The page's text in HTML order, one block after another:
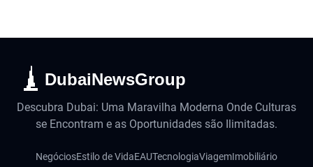
DubaiNewsGroup
Descubra Dubai: Uma Maravilha Moderna Onde Culturas
se Encontram e as Oportunidades são Ilimitadas.
NegóciosEstilo de VidaEAUTecnologiaViagemImobiliário